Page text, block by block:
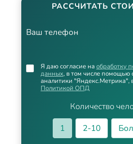
РАССЧИТАТЬ
Ваш телефон
Количество
1
2-10
Я даю согласие на обработку
данных, в том числе помощью
аналитики "Яндекс.Метрика",
Политикой ОПД